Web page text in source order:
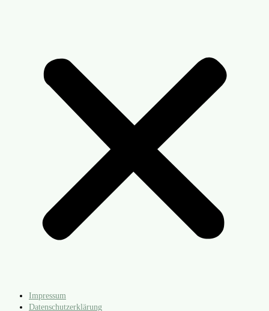
Impressum
Datenschutzerklärung